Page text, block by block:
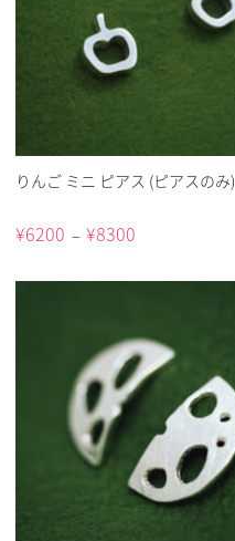
りんご ミニ ピアス (ピアスのみ)
¥6200 – ¥8300